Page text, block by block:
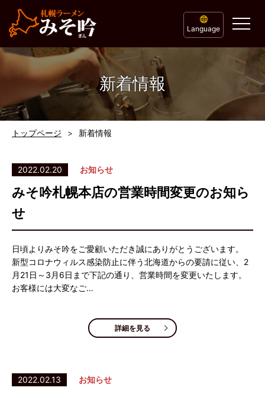
Language
新着情報
トップページ 新着情報
2022.02.20 お知らせ
みそ吟札幌本店の営業時間変更のお知ら
せ
日頃よりみそ吟をご愛顧いただき誠にありがとうございます。
新型コロナウィルス感染防止に伴う北海道からの要請に従い、2
月21日～3月6日まで下記の通り、営業時間を変更いたします。
お客様には大変なご…
詳細を見る
2022.02.13 お知らせ